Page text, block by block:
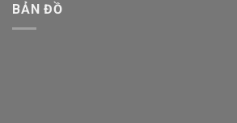
BẢN ĐỒ